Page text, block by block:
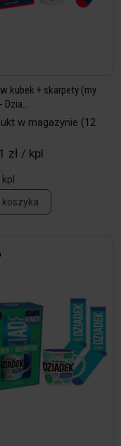
kubek + skarpety (my
Dzia...
w magazynie (12
zł / kpl
kpl
koszyka